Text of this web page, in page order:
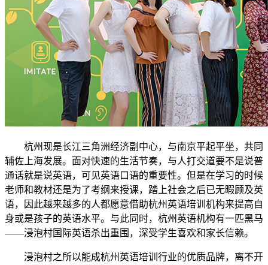
杭州现是长江三角洲经济副中心，与南京平起平坐，共同
辅佐上海发展。面对快速的生活节奏，与人打交道要不是说普
通话就是说英语，可见英语口语的重要性。但是在学习的时候
老师和教材还是为了考纲来授课，踏上社会之后已无暇顾及英
语，因此越来越多的人都愿意借助杭州英语培训机构来提高自
身或是孩子的英语水平。与此同时，杭州英语机构有一匹黑马
——浸泡村国际英语杀出重围，深受学生喜欢和家长信赖。
浸泡村之所以能成杭州英语培训行业的优质品牌，离不开